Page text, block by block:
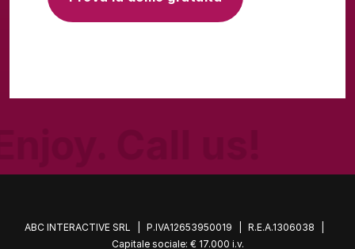
ABC INTERACTIVE SRL P.IVA12653950019 R.E.A.1306038
Capitale sociale: € 17.000 i.v.